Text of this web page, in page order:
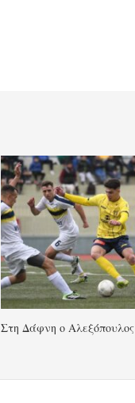
Στη Δάφνη ο Αλεξόπουλος